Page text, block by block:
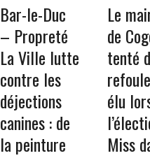
Bar-le-Duc
– Propreté
La Ville lutte
contre les
déjections
canines : de
la peinture
Le
de
tenté
élu
Miss